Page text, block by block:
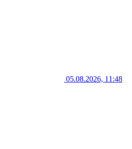
05.08.2026, 11:48